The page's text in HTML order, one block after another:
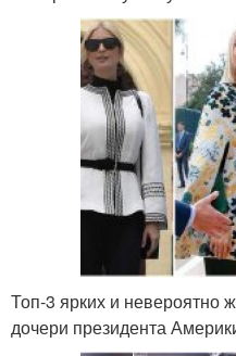
Топ-3 ярких и невероятно
дочери президента